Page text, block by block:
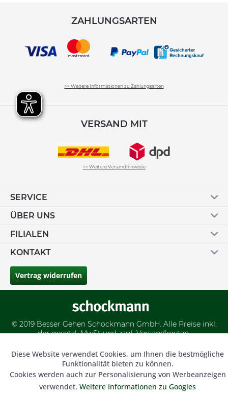
ZAHLUNGSARTEN
>> Weitere Informationen zu Zahlungsarten
VERSAND MIT
>> Weitere Versandhinweise
SERVICE
ÜBER UNS
FILIALEN
KONTAKT
Vertrag widerrufen
© 2019 Besser Gehen Schockmann GmbH. Alle Preise inkl.
der gesetzl. MwSt und zzgl.Versandkosten.
Funktionale Aktiv
Marketing Inaktiv
Diese Website verwendet Cookies, um Ihnen die bestmögliche
Funktionalität bieten zu können.
Cookies werden auch zur Personalisierung von Werbeanzeigen
verwendet. Weitere Informationen zu Googles